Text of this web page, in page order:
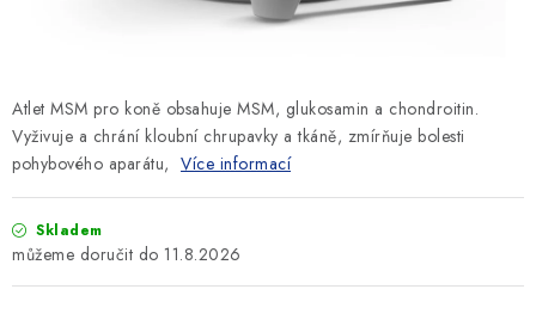
Podmínky ochrany osobních údajů
Atlet MSM pro koně obsahuje MSM, glukosamin a chondroitin.
Vyživuje a chrání kloubní chrupavky a tkáně, zmírňuje bolesti
pohybového aparátu, Více informací
Skladem
11.8.2026